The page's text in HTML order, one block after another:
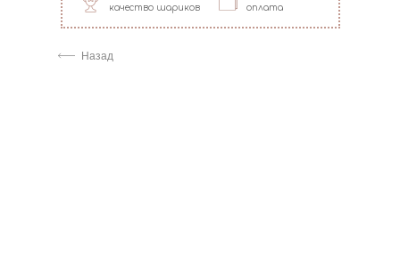
=
качество шариков
оплата
Назад